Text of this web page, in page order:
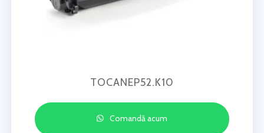
TOCANEP52.K10
Comandă acum